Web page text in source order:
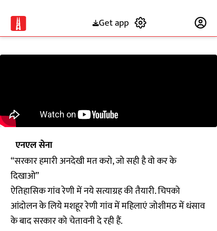
Get app
एनएल सेना
“सरकार हमारी अनदेखी मत करो, जो सही है वो कर के
दिखाओ”
ऐतिहासिक गांव रेणी में नये सत्याग्रह की तैयारी. चिपको
आंदोलन के लिये मशहूर रेणी गांव में महिलाएं जोशीमठ में धंसाव
के बाद सरकार को चेतावनी दे रही हैं.